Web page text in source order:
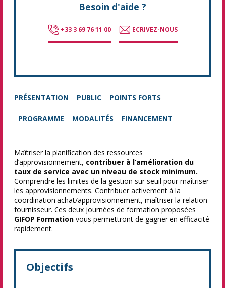
Besoin d'aide ?
+33 3 69 76 11 00 ECRIVEZ-NOUS
PRÉSENTATION PUBLIC POINTS FORTS
PROGRAMME MODALITÉS FINANCEMENT
Maîtriser la planification des ressources
d’approvisionnement, contribuer à l’amélioration du
taux de service avec un niveau de stock minimum.
Comprendre les limites de la gestion sur seuil pour maîtriser
les approvisionnements. Contribuer activement à la
coordination achat/approvisionnement, maîtriser la relation
fournisseur. Ces deux journées de formation proposées
GIFOP Formation vous permettront de gagner en efficacité
rapidement.
Objectifs